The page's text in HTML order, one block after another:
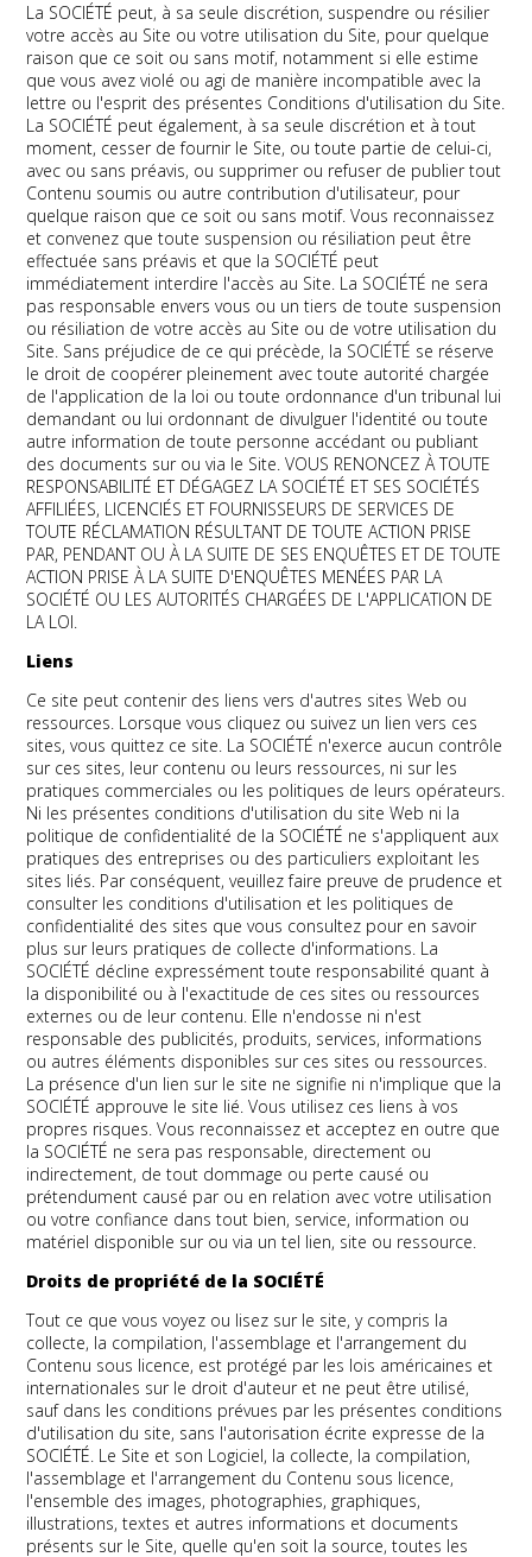
La SOCIÉTÉ peut, à sa seule discrétion, suspendre ou résilier
votre accès au Site ou votre utilisation du Site, pour quelque
raison que ce soit ou sans motif, notamment si elle estime
que vous avez violé ou agi de manière incompatible avec la
lettre ou l'esprit des présentes Conditions d'utilisation du Site.
La SOCIÉTÉ peut également, à sa seule discrétion et à tout
moment, cesser de fournir le Site, ou toute partie de celui-ci,
avec ou sans préavis, ou supprimer ou refuser de publier tout
Contenu soumis ou autre contribution d'utilisateur, pour
quelque raison que ce soit ou sans motif. Vous reconnaissez
et convenez que toute suspension ou résiliation peut être
effectuée sans préavis et que la SOCIÉTÉ peut
immédiatement interdire l'accès au Site. La SOCIÉTÉ ne sera
pas responsable envers vous ou un tiers de toute suspension
ou résiliation de votre accès au Site ou de votre utilisation du
Site. Sans préjudice de ce qui précède, la SOCIÉTÉ se réserve
le droit de coopérer pleinement avec toute autorité chargée
de l'application de la loi ou toute ordonnance d'un tribunal lui
demandant ou lui ordonnant de divulguer l'identité ou toute
autre information de toute personne accédant ou publiant
des documents sur ou via le Site. VOUS RENONCEZ À TOUTE
RESPONSABILITÉ ET DÉGAGEZ LA SOCIÉTÉ ET SES SOCIÉTÉS
AFFILIÉES, LICENCIÉS ET FOURNISSEURS DE SERVICES DE
TOUTE RÉCLAMATION RÉSULTANT DE TOUTE ACTION PRISE
PAR, PENDANT OU À LA SUITE DE SES ENQUÊTES ET DE TOUTE
ACTION PRISE À LA SUITE D'ENQUÊTES MENÉES PAR LA
SOCIÉTÉ OU LES AUTORITÉS CHARGÉES DE L'APPLICATION DE
LA LOI.
Liens
Ce site peut contenir des liens vers d'autres sites Web ou
ressources. Lorsque vous cliquez ou suivez un lien vers ces
sites, vous quittez ce site. La SOCIÉTÉ n'exerce aucun contrôle
sur ces sites, leur contenu ou leurs ressources, ni sur les
pratiques commerciales ou les politiques de leurs opérateurs.
Ni les présentes conditions d'utilisation du site Web ni la
politique de confidentialité de la SOCIÉTÉ ne s'appliquent aux
pratiques des entreprises ou des particuliers exploitant les
sites liés. Par conséquent, veuillez faire preuve de prudence et
consulter les conditions d'utilisation et les politiques de
confidentialité des sites que vous consultez pour en savoir
plus sur leurs pratiques de collecte d'informations. La
SOCIÉTÉ décline expressément toute responsabilité quant à
la disponibilité ou à l'exactitude de ces sites ou ressources
externes ou de leur contenu. Elle n'endosse ni n'est
responsable des publicités, produits, services, informations
ou autres éléments disponibles sur ces sites ou ressources.
La présence d'un lien sur le site ne signifie ni n'implique que la
SOCIÉTÉ approuve le site lié. Vous utilisez ces liens à vos
propres risques. Vous reconnaissez et acceptez en outre que
la SOCIÉTÉ ne sera pas responsable, directement ou
indirectement, de tout dommage ou perte causé ou
prétendument causé par ou en relation avec votre utilisation
ou votre confiance dans tout bien, service, information ou
matériel disponible sur ou via un tel lien, site ou ressource.
Droits de propriété de la SOCIÉTÉ
Tout ce que vous voyez ou lisez sur le site, y compris la
collecte, la compilation, l'assemblage et l'arrangement du
Contenu sous licence, est protégé par les lois américaines et
internationales sur le droit d'auteur et ne peut être utilisé,
sauf dans les conditions prévues par les présentes conditions
d'utilisation du site, sans l'autorisation écrite expresse de la
SOCIÉTÉ. Le Site et son Logiciel, la collecte, la compilation,
l'assemblage et l'arrangement du Contenu sous licence,
l'ensemble des images, photographies, graphiques,
illustrations, textes et autres informations et documents
présents sur le Site, quelle qu'en soit la source, toutes les